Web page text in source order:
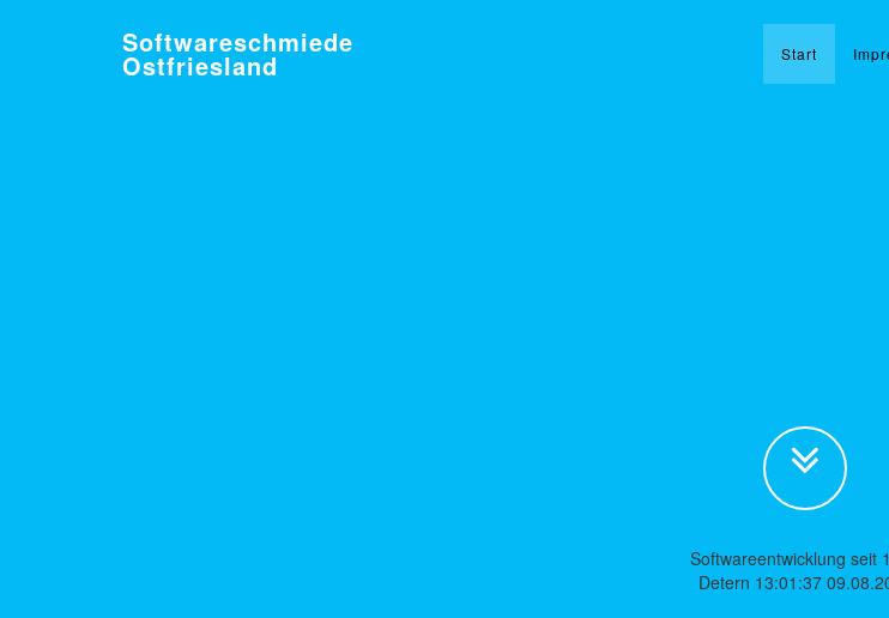
Softwareschmiede
Ostfriesland Start
Softwareentwicklung seit
Detern 13:01:37